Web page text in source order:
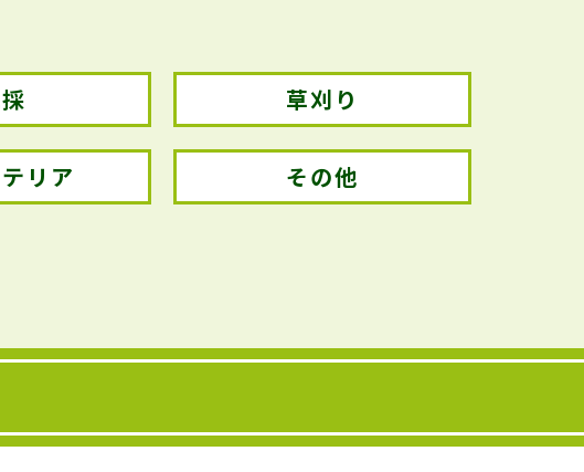
草刈り
リア その他